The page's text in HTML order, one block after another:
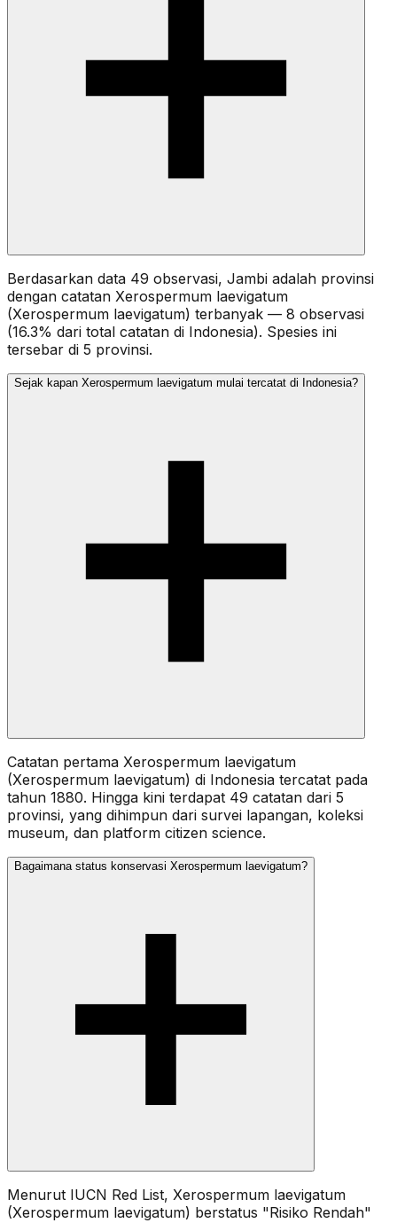
Berdasarkan data 49 observasi, Jambi adalah provinsi
dengan catatan Xerospermum laevigatum
(Xerospermum laevigatum) terbanyak — 8 observasi
(16.3% dari total catatan di Indonesia). Spesies ini
tersebar di 5 provinsi.
Sejak kapan Xerospermum laevigatum mulai tercatat di Indonesia?
Catatan pertama Xerospermum laevigatum
(Xerospermum laevigatum) di Indonesia tercatat pada
tahun 1880. Hingga kini terdapat 49 catatan dari 5
provinsi, yang dihimpun dari survei lapangan, koleksi
museum, dan platform citizen science.
Bagaimana status konservasi Xerospermum laevigatum?
Menurut IUCN Red List, Xerospermum laevigatum
(Xerospermum laevigatum) berstatus "Risiko Rendah"